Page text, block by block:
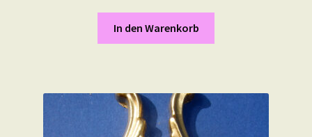
In den Warenkorb